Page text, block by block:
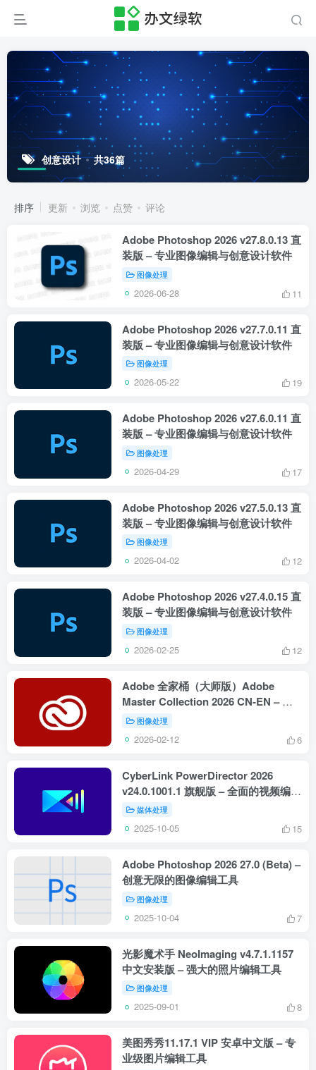
创意设计 共36篇
排序 更新 浏览 点赞 评论
Adobe Photoshop 2026 v27.8.0.13 直
装版 – 专业图像编辑与创意设计软件
图像处理
2026-06-28 11
Adobe Photoshop 2026 v27.7.0.11 直
装版 – 专业图像编辑与创意设计软件
图像处理
2026-05-22 19
Adobe Photoshop 2026 v27.6.0.11 直
装版 – 专业图像编辑与创意设计软件
图像处理
2026-04-29 17
Adobe Photoshop 2026 v27.5.0.13 直
装版 – 专业图像编辑与创意设计软件
图像处理
2026-04-02 12
Adobe Photoshop 2026 v27.4.0.15 直
装版 – 专业图像编辑与创意设计软件
图像处理
2026-02-25 12
Adobe 全家桶（大师版）Adobe
Master Collection 2026 CN-EN – 全
能创意设计工具套装
图像处理
2026-02-12 6
CyberLink PowerDirector 2026
v24.0.1001.1 旗舰版 – 全面的视频编辑
解决方案
媒体处理
2025-10-05 15
Adobe Photoshop 2026 27.0 (Beta) –
创意无限的图像编辑工具
图像处理
2025-10-04 7
光影魔术手 NeoImaging v4.7.1.1157
中文安装版 – 强大的照片编辑工具
图像处理
2025-09-01 8
美图秀秀11.17.1 VIP 安卓中文版 – 专
业级图片编辑工具